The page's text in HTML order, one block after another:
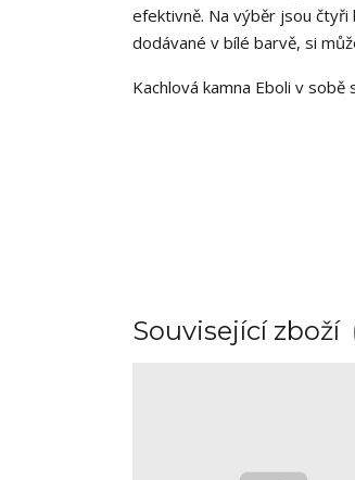
efektivně. Na výběr jsou čtyři
dodávané v bílé barvě, si
Kachlová kamna Eboli v
Související zboží